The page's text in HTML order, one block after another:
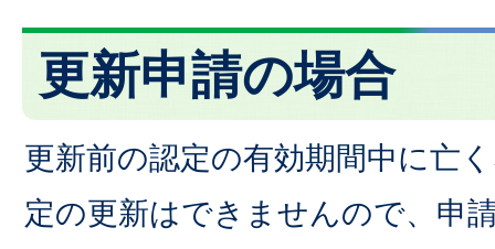
更新申請の場合
更新前の認定の有効期間中に亡
定の更新はできませんので、申